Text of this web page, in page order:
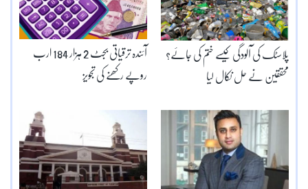
آئندہ ترقیاتی بجٹ 2 ہزار 184 ارب
روپے رکھنے کی تجویز
پلاسٹک کی آلودگی کیسے ختم کی جائے؟
محققین نے حل نکال لیا